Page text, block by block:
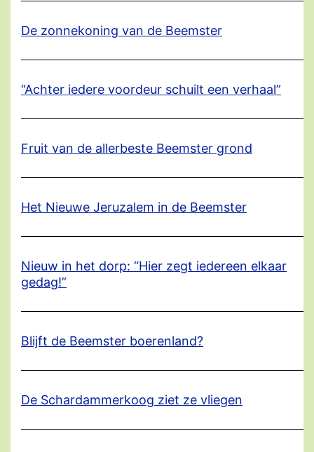
De zonnekoning van de Beemster
“Achter iedere voordeur schuilt een verhaal”
Fruit van de allerbeste Beemster grond
Het Nieuwe Jeruzalem in de Beemster
Nieuw in het dorp: “Hier zegt iedereen elkaar
gedag!”
Blijft de Beemster boerenland?
De Schardammerkoog ziet ze vliegen